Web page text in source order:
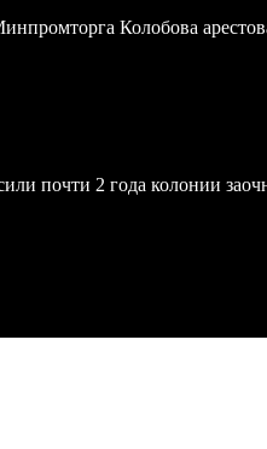
Колобова
почти 2 года колонии